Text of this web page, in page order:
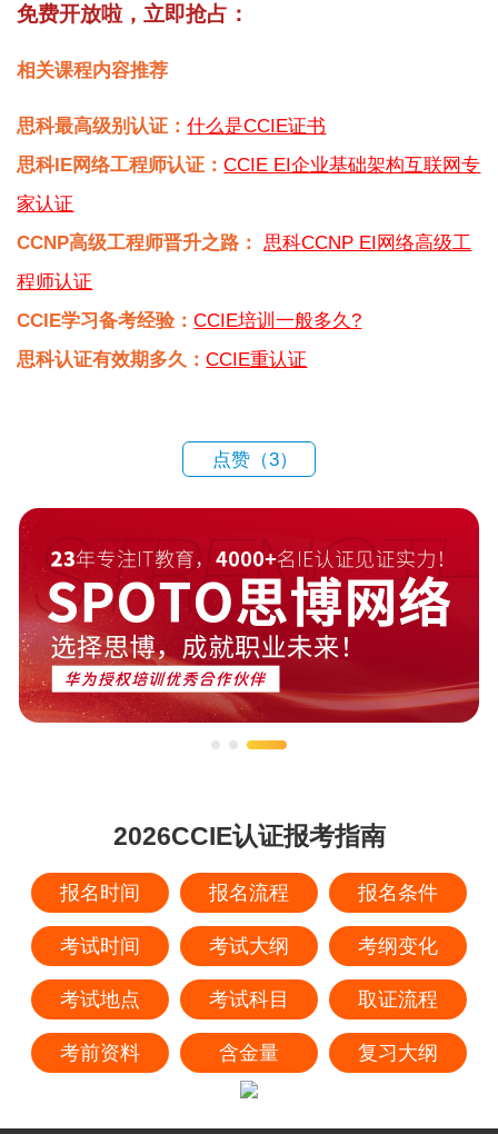
免费开放啦，立即抢占：
相关课程内容推荐
思科最高级别认证：什么是CCIE证书
思科IE网络工程师认证：CCIE EI企业基础架构互联网专
家认证
CCNP高级工程师晋升之路：
思科CCNP EI网络高级工
程师认证
CCIE学习备考经验：CCIE培训一般多久?
思科认证有效期多久：CCIE重认证
点赞（3）
2026CCIE认证报考指南
报名时间 报名流程 报名条件
考试时间 考试大纲 考纲变化
考试地点 考试科目 取证流程
考前资料 含金量 复习大纲